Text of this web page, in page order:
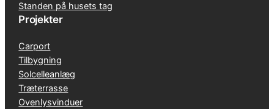
Standen på husets tag
Projekter
Carport
Tilbygning
Solcelleanlæg
Træterrasse
Ovenlysvinduer